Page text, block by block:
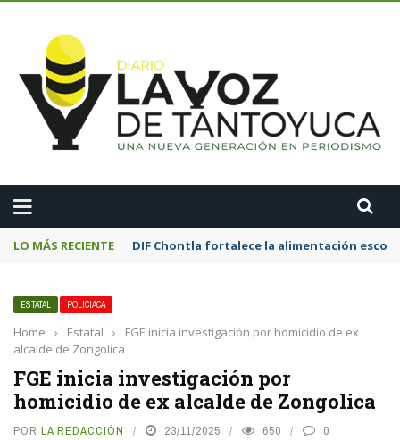
LO MÁS RECIENTE Motociclista resulta lesionado tras chocar
ESTATAL POLICIACA
Home › Estatal ›
FGE inicia investigación por homicidio de ex
alcalde de Zongolica
FGE inicia investigación por
homicidio de ex alcalde de Zongolica
POR LA REDACCIÓN 23/11/2025 650 0